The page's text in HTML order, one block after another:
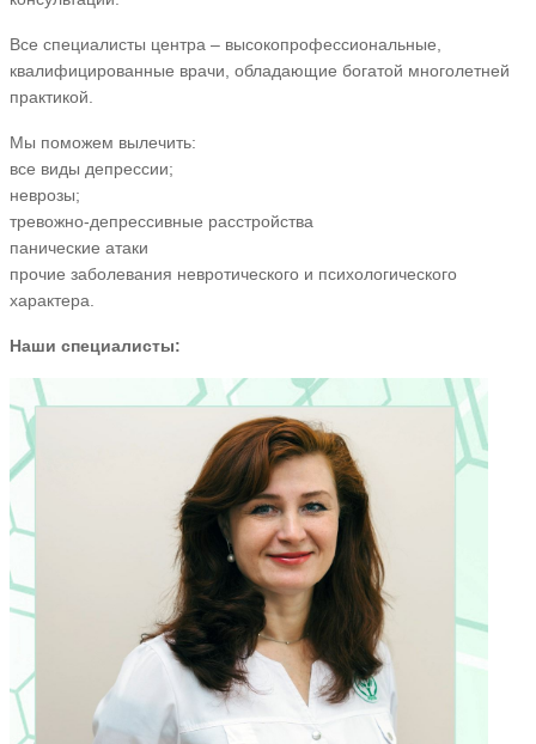
Все специалисты центра – высокопрофессиональные,
квалифицированные врачи, обладающие богатой многолетней
практикой.
Мы поможем вылечить:
все виды депрессии;
неврозы;
тревожно-депрессивные расстройства
панические атаки
прочие заболевания невротического и психологического
характера.
Наши специалисты: